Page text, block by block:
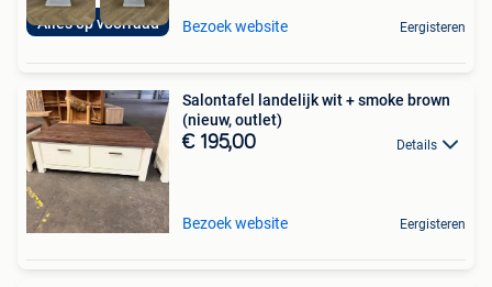
Alles op voorraad Bezoek website Eergisteren
Salontafel landelijk wit + smoke brown
(nieuw, outlet)
€ 195,00 Details
Bezoek website Eergisteren